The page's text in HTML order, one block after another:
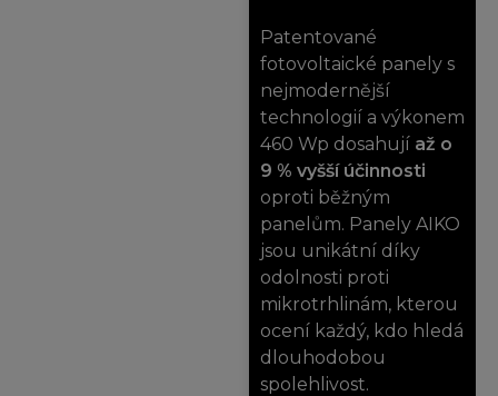
Patentované
fotovoltaické panely s
nejmodernější
technologií a výkonem
460 Wp dosahují až o
9 % vyšší účinnosti
oproti běžným
panelům. Panely AIKO
jsou unikátní díky
odolnosti proti
mikrotrhlinám, kterou
ocení každý, kdo hledá
dlouhodobou
spolehlivost.